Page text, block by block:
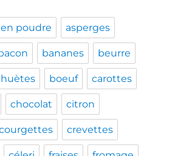
poudre asperges
bananes beurre
boeuf carottes
chocolat citron
crevettes